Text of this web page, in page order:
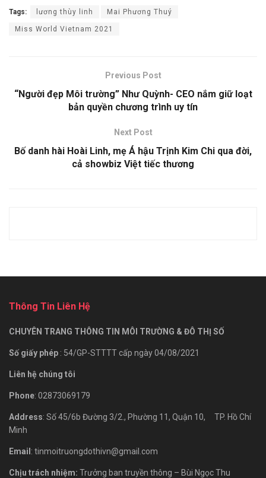
Tags: lương thùy linh Mai Phương Thuý
Miss World Vietnam 2021
Previous Post
“Người đẹp Môi trường” Như Quỳnh- CEO nắm giữ loạt
bản quyền chương trình uy tín
Next Post
Bố danh hài Hoài Linh, mẹ Á hậu Trịnh Kim Chi qua đời,
cả showbiz Việt tiếc thương
Thông Tin Liên Hệ
CHUYÊN TRANG THÔNG TIN MÔI TRƯỜNG & ĐÔ THỊ SỐ
Số giấy phép : 54/GP-STTTT cấp ngày 04/08/2021
Liên hệ chúng tôi
Phone: 02873069179
Address: Số 45/6b Đường 3/2., Phường 11, Quận 10, TP. Hồ Chí
Minh
Email : tinmoitruongdothivn@gmail.com
Chịu trách nhiệm: Trưởng ban truyền thông – Bùi Ngọc Thu